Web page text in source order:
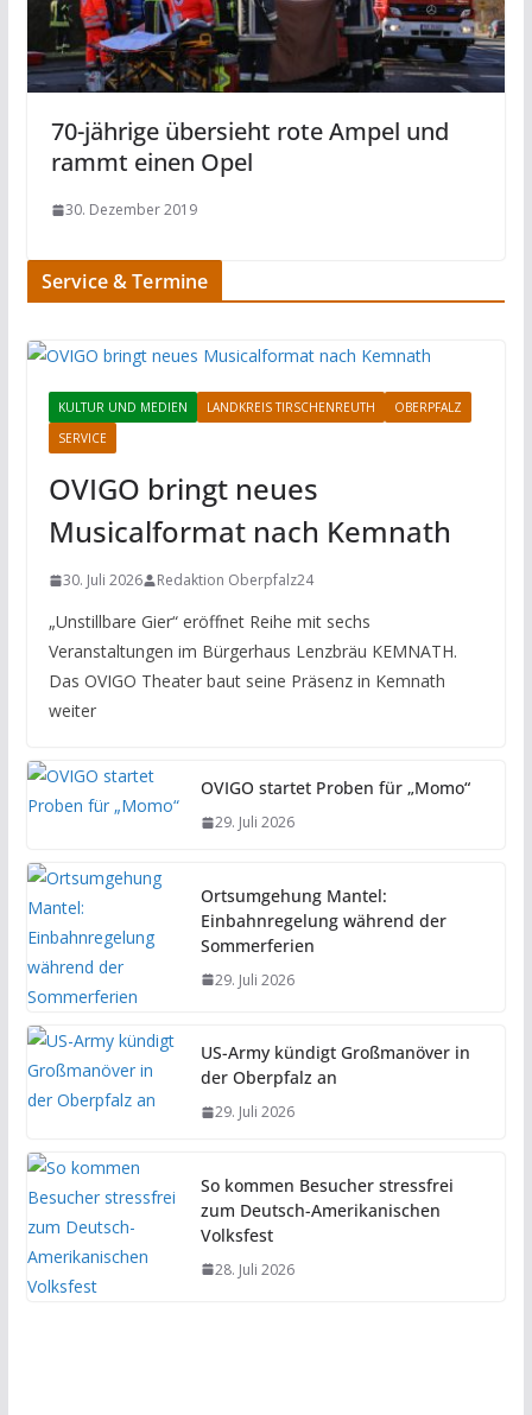
70-jährige übersieht rote Ampel und
rammt einen Opel
30. Dezember 2019
Service & Termine
KULTUR UND MEDIEN LANDKREIS TIRSCHENREUTH
OBERPFALZ
SERVICE
OVIGO bringt neues
Musicalformat nach Kemnath
30. Juli 2026 Redaktion Oberpfalz24
„Unstillbare Gier“ eröffnet Reihe mit sechs
Veranstaltungen im Bürgerhaus Lenzbräu KEMNATH.
Das OVIGO Theater baut seine Präsenz in Kemnath
weiter
OVIGO startet Proben für „Momo“
29. Juli 2026
Ortsumgehung Mantel:
Einbahnregelung während der
Sommerferien
29. Juli 2026
US-Army kündigt Großmanöver in
der Oberpfalz an
29. Juli 2026
So kommen Besucher stressfrei
zum Deutsch-Amerikanischen
Volksfest
28. Juli 2026